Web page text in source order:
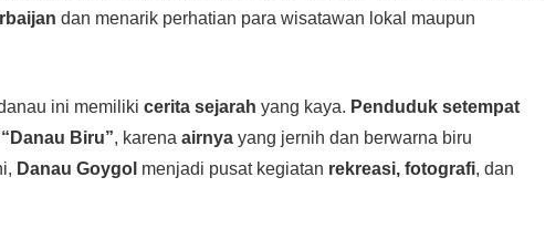
dan menarik perhatian para wisatawan lokal maupun
ini memilikicerita sejarah yang kaya. Penduduk setempat
“Danau Biru”, karenaairnya yang jernih dan berwarna biru
Danau Goygol menjadi pusat kegiatan rekreasi, fotografi, dan